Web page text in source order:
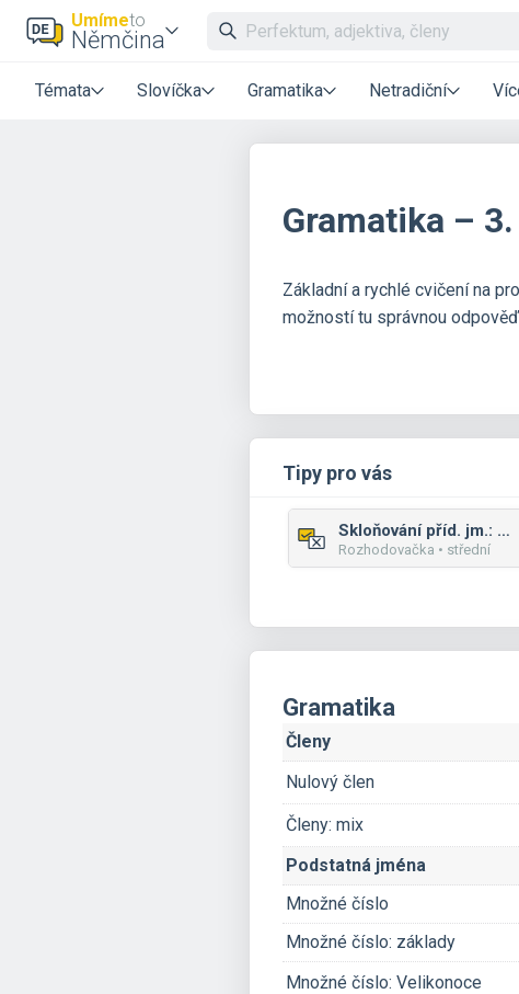
Umímeto
Němčina
Témata Slovíčka Gramatika Netradiční
Gramatika –
Základní a rychlé cvičení na
možností tu správnou
Tipy pro vás
Skloňování příd. jm.: mix
Rozhodovačka • střední
Gramatika
Členy
Nulový člen
Členy: mix
Podstatná jména
Množné číslo
Množné číslo: základy
Množné číslo: Velikonoce